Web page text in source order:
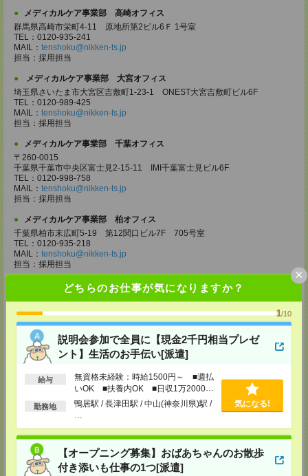
どちらのお仕事が気になりますか？
1/10
説明会参加で全員に【現金2千円相当プレゼ
ント】生活のお手伝い[派遣]
給与
無資格未経験：時給1500円～ ■週払
いOK ■扶養内OK ■日収1万2000円
以上
勤務地
鴨居駅 / 長津田駅 / 中山(神奈川県)駅 /
気になる!
【オープニング募集】おばあちゃんのお散歩
付き添いも仕事の1つ[派遣]
×
メディカルケア事業部 高崎オフィス
群馬県高崎市栄町4-11 原地所第2ビル6Ｆ 1号室
TEL：0120-935-241
MAIL： tenshoku@nikken-ts.jp
担当：採用担当
メディカルケア事業部 大宮オフィス
埼玉県さいたま市大宮区吉敷町1-23-1 ONEST大宮吉敷町ビル6F
TEL：0120-989-425
MAIL： tenshoku@nikken-ts.jp
担当：採用担当
メディカルケア事業部 千葉オフィス
〒260-0015
千葉県千葉市中央区富士見2-15-11 IMI千葉富士見ビル6F
TEL：0120-998-758
MAIL： tenshoku@nikken-ts.jp
担当：採用担当
メディカルケア事業部 柏オフィス
千葉県柏市末広町5-19 第12関口ビル7F 705号室
TEL：0120-935-218
MAIL： tenshoku@nikken-ts.jp
担当：採用担当
メディカルケア事業部 新宿オフィス
TEL：0120-457-235
MAIL：tenshoku@nikken-ts.jp
担当：採用担当
メディカルケア事業部 立川事業所
東京都立川市錦町1-12-14
TEL：0120-934-200
MAIL：tenshoku@nikken-ts.jp
メディカルケア事業部 町田オフィス
東京都町田市森野1-7-23 大樹生命町田ビル6F
TEL：0120-453-285
MAIL： tenshoku@nikken-ts.jp
担当：採用担当